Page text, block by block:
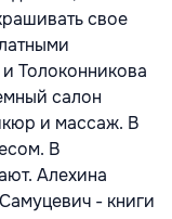
свое
Толоконникова
салон
и массаж. В
В
Алехина
- книги